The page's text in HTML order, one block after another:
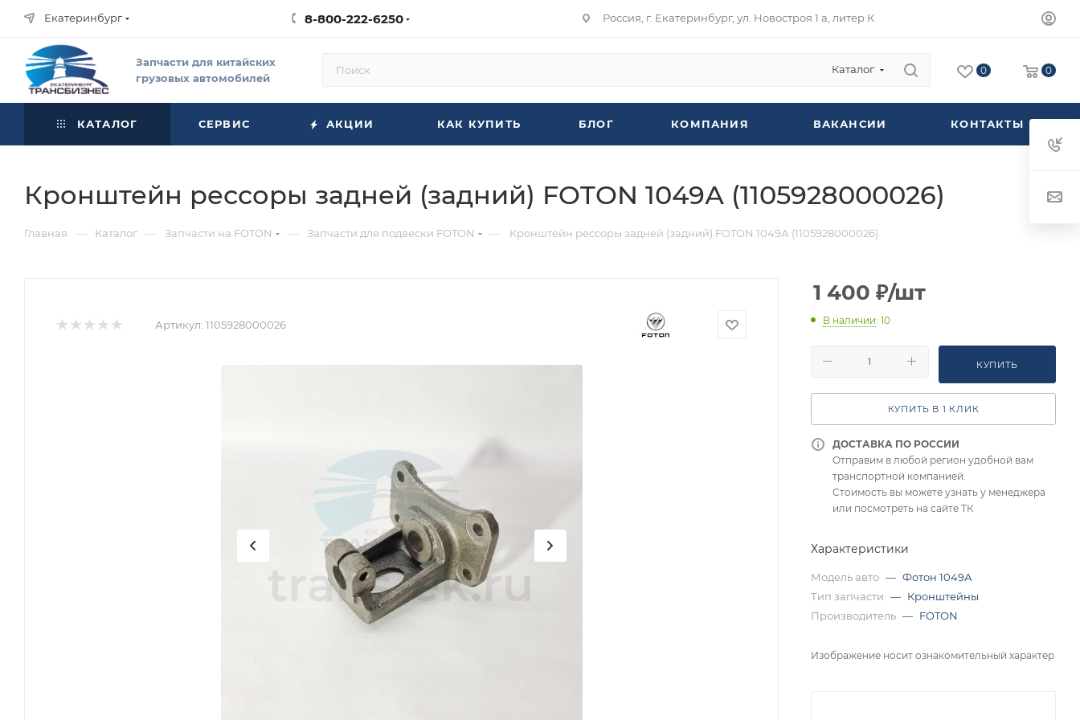
Екатеринбург 8-800-222-6250 Россия, г. Екатеринбург, ул. Новостроя 1 а, литер К
Запчасти для китайских
грузовых автомобилей
Каталог 0 0
КАТАЛОГ СЕРВИС АКЦИИ КАК КУПИТЬ БЛОГ КОМПАНИЯ ВАКАНСИИ КОНТАКТЫ
Кронштейн рессоры задней (задний) FOTON 1049А (1105928000026)
Главная — Каталог — Запчасти на FOTON — Запчасти для подвески FOTON — Кронштейн рессоры задней (задний) FOTON 1049А (1105928000026)
Артикул: 1105928000026
1 400 ₽/шт
В наличии: 10
КУПИТЬ
КУПИТЬ В 1 КЛИК
ДОСТАВКА ПО РОССИИ
Отправим в любой регион удобной вам
транспортной компанией.
Стоимость вы можете узнать у менеджера
или посмотреть на сайте ТК
Характеристики
Модель авто — Фотон 1049А
Тип запчасти — Кронштейны
Производитель — FOTON
Изображение носит ознакомительный характер